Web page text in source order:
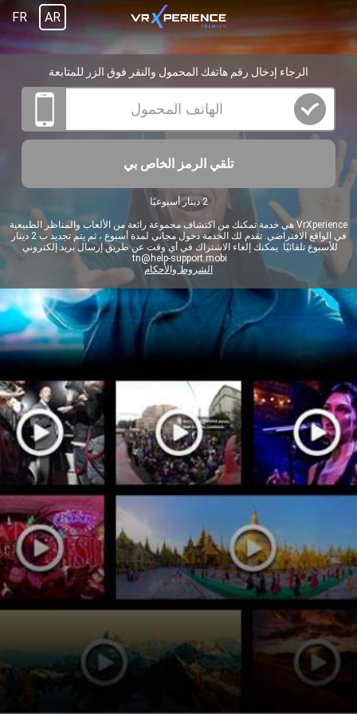
AR
FR
الرجاء إدخال رقم هاتفك المحمول والنقر فوق الزر للمتابعة
تلقي الرمز الخاص بي
2 دينار أسبوعيًا
VrXperience هي خدمة تمكنك من اكتشاف مجموعة رائعة من الألعاب والمناظر الطبيعية
في الواقع الافتراضي. تقدم لك الخدمة دخول مجاني لمدة أسبوع ، ثم يتم تجديد ب 2 دينار
للأسبوع تلقائيًا. يمكنك إلغاء الاشتراك في أي وقت عن طريق إرسال بريد إلكتروني
tn@help-support.mobi
الشروط والأحكام